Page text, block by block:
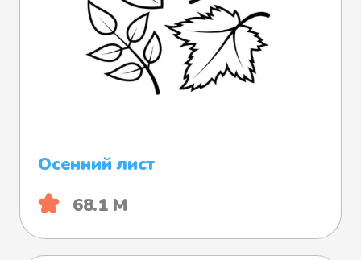
Осенний лист
68.1 М